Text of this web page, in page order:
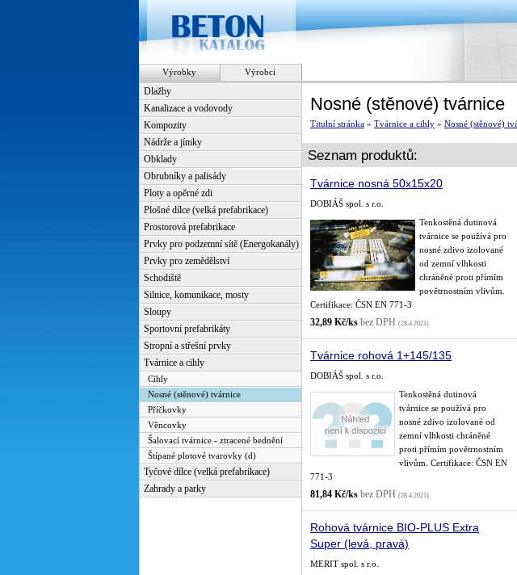
Výrobky Výrobci
Dlažby
Kanalizace a vodovody
Kompozity
Nádrže a jímky
Obklady
Obrubníky a palisády
Ploty a opěrné zdi
Plošné dílce (velká prefabrikace)
Prostorová prefabrikace
Prvky pro podzemní sítě (Energokanály)
Prvky pro zemědělství
Schodiště
Silnice, komunikace, mosty
Sloupy
Sportovní prefabrikáty
Stropní a střešní prvky
Tvárnice a cihly
Cihly
Nosné (stěnové) tvárnice
Příčkovky
Věncovky
Šalovací tvárnice - ztracené bednění
Štípané plotové tvarovky (d)
Tyčové dílce (velká prefabrikace)
Zahrady a parky
Nosné (stěnové) tvárnice
Titulní stránka » Tvárnice a cihly » Nosné (stěnové)
Seznam produktů:
Tvárnice nosná 50x15x20
DOBIÁŠ spol. s r.o.
Tenkostěná dutinová
tvárnice se používá pro
nosné zdivo izolované
od zemní vlhkosti
chráněné proti přímím
povětrnostním vlivům.
Certifikace: ČSN EN 771-3
32,89 Kč/ks bez DPH (28.4.2021)
Tvárnice rohová 1+145/135
DOBIÁŠ spol. s r.o.
Tenkostěná dutinová
tvárnice se používá pro
nosné zdivo izolované od
zemní vlhkosti chráněné
proti přímím povětrnostním
vlivům. Certifikace: ČSN EN
771-3
81,84 Kč/ks bez DPH (28.4.2021)
Rohová tvárnice BIO-PLUS Extra
Super (levá, pravá)
MERIT spol. s r.o.